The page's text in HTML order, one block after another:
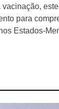
para
Estados-